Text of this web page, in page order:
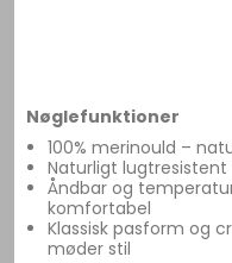
Nøglefunktioner
100% merinould –
Naturligt
Åndbar og
komfortabel
Klassisk pasform og
møder stil